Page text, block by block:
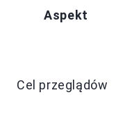
Aspekt
Cel przeglądów